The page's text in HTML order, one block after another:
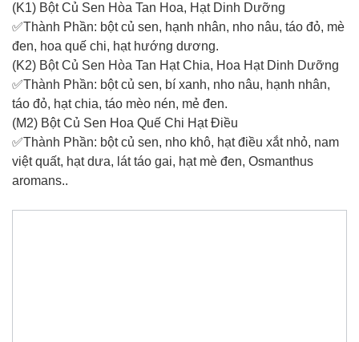
(K1) Bột Củ Sen Hòa Tan Hoa, Hạt Dinh Dưỡng
✅Thành Phần: bột củ sen, hạnh nhân, nho nâu, táo đỏ, mè
đen, hoa quế chi, hạt hướng dương.
(K2) Bột Củ Sen Hòa Tan Hạt Chia, Hoa Hạt Dinh Dưỡng
✅Thành Phần: bột củ sen, bí xanh, nho nâu, hạnh nhân,
táo đỏ, hạt chia, táo mèo nén, mẻ đen.
(M2) Bột Củ Sen Hoa Quế Chi Hạt Điều
✅Thành Phần: bột củ sen, nho khô, hạt điều xắt nhỏ, nam
việt quất, hạt dưa, lát táo gai, hạt mè đen, Osmanthus
aromans..